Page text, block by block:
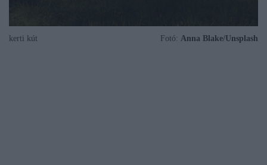
kerti kút Fotó: Anna Blake/Unsplash